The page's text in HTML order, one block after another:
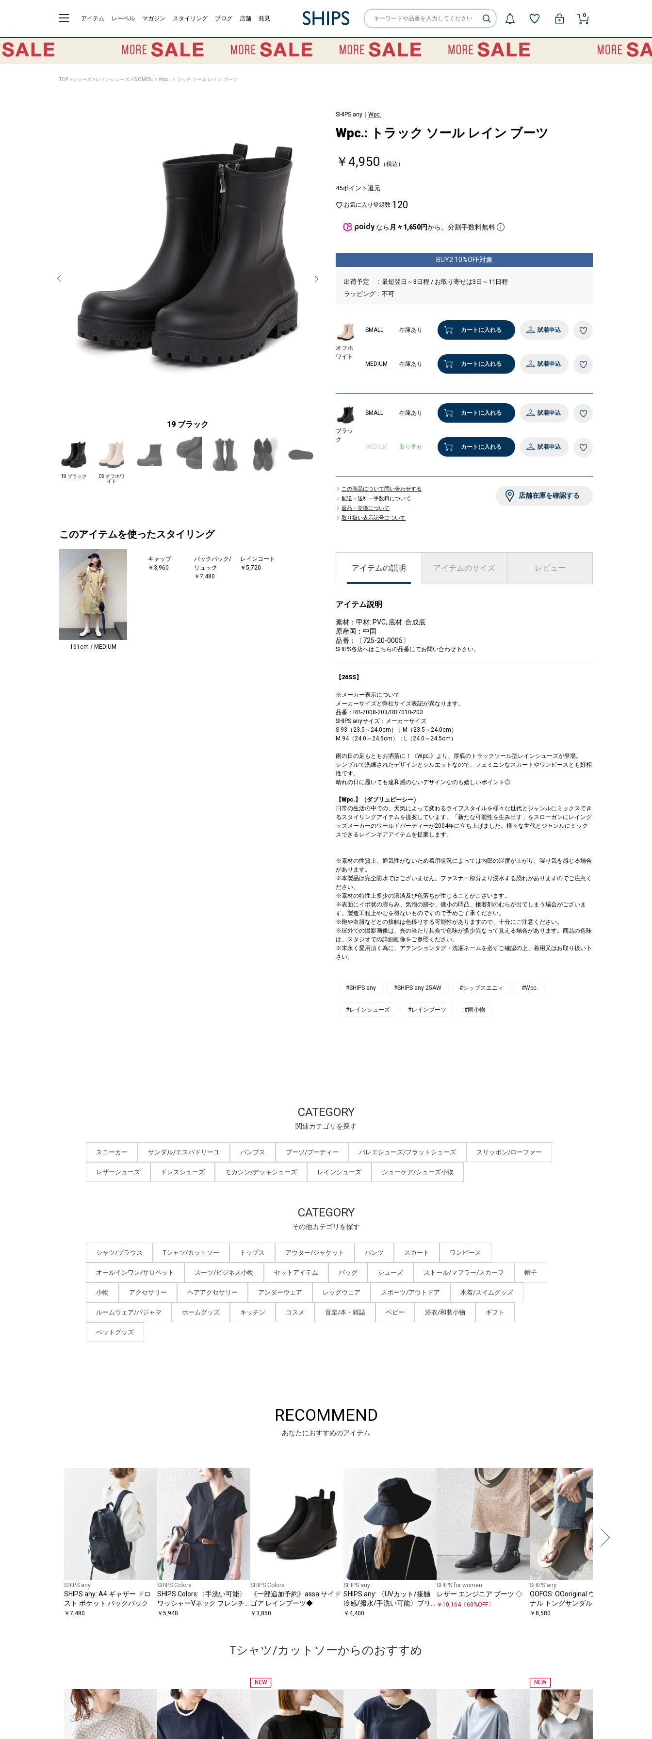
アイテム レーベル マガジン スタイリング ブログ 店舗 発見 0
TOP >シューズ >レインシューズ >WOMEN > Wpc.: トラック ソール レイン ブーツ
19 ブラック 05 オフホワイト
19 ブラック
05 オフホワ
イト
このアイテムを使ったスタイリング
161cm / MEDIUM
キャップ
￥3,960
バックパック/
リュック
￥7,480
レインコート
￥5,720
SHIPS any｜ Wpc.
Wpc.: トラック ソール レイン ブーツ
￥4,950
（税込）
45ポイント還元
お気に入り登録数 120
なら 月々1,650円から。分割手数料無料
BUY2 10%OFF対象
出荷予定
最短翌日～3日程 / お取り寄せは3日～11日程
ラッピング
不可
オフホ
ワイト
SMALL 在庫あり カートに入れる 試着申込
MEDIUM 在庫あり カートに入れる 試着申込
ブラッ
ク
SMALL 在庫あり カートに入れる 試着申込
MEDIUM 取り寄せ カートに入れる 試着申込
この商品について問い合わせする
配送・送料・手数料について
返品・交換について
取り扱い表示記号について
店舗在庫を確認する
アイテムの説明 アイテムのサイズ レビュー
アイテム説明
素材：甲材: PVC, 底材: 合成底
原産国：中国
品番：〔725-20-0005〕
SHIPS各店へはこちらの品番にてお問い合わせ下さい。
【26SS】
※メーカー表示について
メーカーサイズと弊社サイズ表記が異なります。
品番：RB-7008-203/RB7010-203
SHIPS anyサイズ：メーカーサイズ
S 93（23.5～24.0cm）：M（23.5～24.0cm）
M 94（24.0～24.5cm）：L（24.0～24.5cm）
雨の日の足もともお洒落に！《Wpc.》より、厚底のトラックソール型レインシューズが登場。
シンプルで洗練されたデザインとシルエットなので、フェミニンなスカートやワンピースとも好相
性です。
晴れの日に履いても違和感のないデザインなのも嬉しいポイント◎
【Wpc.】（ダブリュピーシー）
日常の生活の中での、天気によって変わるライフスタイルを様々な世代とジャンルにミックスでき
るスタイリングアイテムを提案しています。「新たな可能性を生み出す」をスローガンにレイング
ッズメーカーのワールドパーティーが2004年に立ち上げました。様々な世代とジャンルにミック
スできるレインギアアイテムを提案します。
※素材の性質上、通気性がないため着用状況によっては内部の湿度が上がり、湿り気を感じる場合
があります。
※本製品は完全防水ではございません。ファスナー部分より浸水する恐れがありますのでご注意く
ださい。
※素材の特性上多少の濃淡及び色落ちが生じることがございます。
※表面にイボ状の膨らみ、気泡の跡や、微小の凹凸、接着剤のむらが出てしまう場合がございま
す。製造工程上やむを得ないものですので予めご了承ください。
※鞄や衣服などとの接触は色移りする可能性がありますので、十分にご注意ください。
※屋外での撮影画像は、光の当たり具合で色味が多少異なって見える場合があります。商品の色味
は、スタジオでの詳細画像をご参照ください。
※末永く愛用頂く為に、アテンションタグ・洗濯ネームを必ずご確認の上、着用又はお取り扱い下
さい。
#SHIPS any #SHIPS any 25AW #シップスエニィ #Wpc.
#レインシューズ #レインブーツ #雨小物
CATEGORY
関連カテゴリを探す
スニーカー サンダル/エスパドリーユ パンプス ブーツ/ブーティー バレエシューズ/フラットシューズ スリッポン/ローファー
レザーシューズ ドレスシューズ モカシン/デッキシューズ レインシューズ シューケア/シューズ小物
CATEGORY
その他カテゴリを探す
シャツ/ブラウス Tシャツ/カットソー トップス アウター/ジャケット パンツ スカート ワンピース
オールインワン/サロペット スーツ/ビジネス小物 セットアイテム バッグ シューズ ストール/マフラー/スカーフ 帽子
小物 アクセサリー ヘアアクセサリー アンダーウェア レッグウェア スポーツ/アウトドア 水着/スイムグッズ
ルームウェア/パジャマ ホームグッズ キッチン コスメ 音楽/本・雑誌 ベビー 浴衣/和装小物 ギフト
ペットグッズ
RECOMMEND
あなたにおすすめのアイテム
SHIPS any
SHIPS any: A4 ギャザー ドロ
スト ポケット バックパック
￥ 7,480
SHIPS Colors
SHIPS Colors:〈手洗い可能〉
ワッシャーVネック フレンチ
スリーブシャツ◇
￥ 5,940
SHIPS Colors
《一部追加予約》assa:サイド
ゴア レインブーツ◆
￥ 3,850
SHIPS any
SHIPS any: 〈UVカット/接触
冷感/撥水/手洗い可能〉ブリ
ム ハット
￥ 4,400
SHIPS for women
レザー エンジニア ブーツ ◇
￥ 10,164〔60%OFF〕
SHIPS any
OOFOS: OOoriginal ウーオリジ
ナル トングサンダル
￥ 8,580
Tシャツ/カットソーからのおすすめ
NEW
NEW